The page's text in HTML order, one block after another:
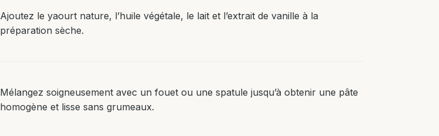
Ajoutez le yaourt nature, l’huile végétale, le lait et l’extrait de vanille à la
préparation sèche.
Mélangez soigneusement avec un fouet ou une spatule jusqu’à obtenir une pâte
homogène et lisse sans grumeaux.